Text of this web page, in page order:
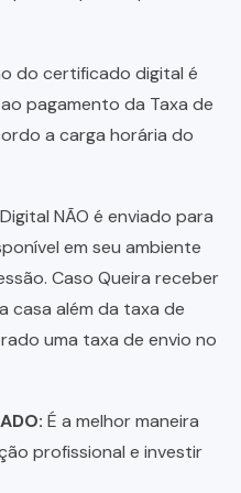
do certificado digital é
pagamento da Taxa de
a carga horária do
NÃO é enviado para
em seu ambiente
Caso Queira receber
casa além da taxa de
uma taxa de envio no
É a melhor maneira
profissional e investir